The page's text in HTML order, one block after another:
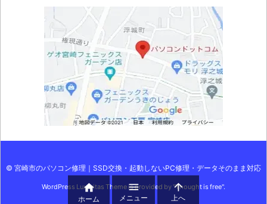
© 宮崎市のパソコン修理｜SSD交換・起動しないPC修理・データそのまま対応
WordPress Luxeritas Theme is provided by "Thought is free".

ホーム

メニュー

上へ